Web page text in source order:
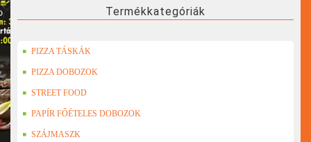
Termékkategóriák
PIZZA TÁSKÁK
PIZZA DOBOZOK
STREET FOOD
PAPÍR FŐÉTELES DOBOZOK
SZÁJMASZK